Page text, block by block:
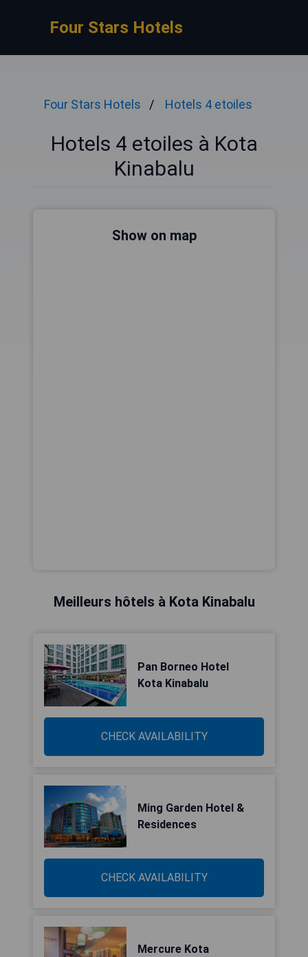
Four Stars Hotels
Four Stars Hotels Hotels 4 etoiles
Hotels 4 etoiles à Kota
Kinabalu
Show on map
Meilleurs hôtels à Kota Kinabalu
Pan Borneo Hotel
Kota Kinabalu
CHECK AVAILABILITY
Ming Garden Hotel &
Residences
CHECK AVAILABILITY
Mercure Kota